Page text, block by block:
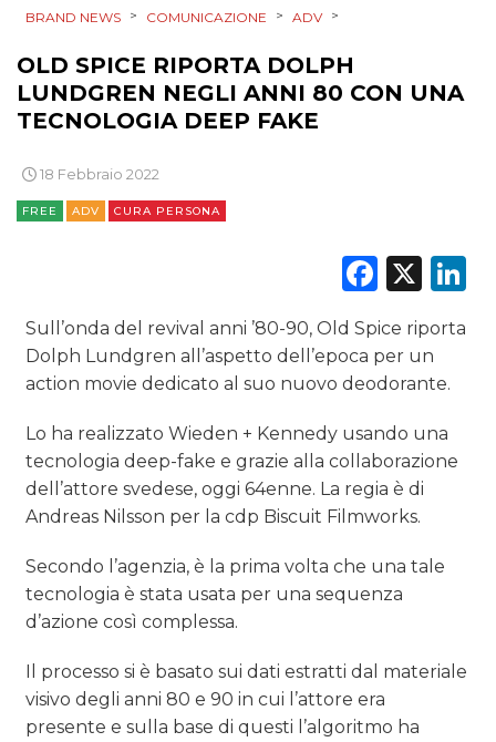
STRATEGIE
RADIO / AUDIO
DATI
RICERCHE
PREVISIONI/SCENARI
NORMATIVE
BRAND NEWS > COMUNICAZIONE > ADV >
OLD SPICE RIPORTA DOLPH
LUNDGREN NEGLI ANNI 80 CON UNA
TECNOLOGIA DEEP FAKE
18 Febbraio 2022
FREE ADV CURA PERSONA
X
Sull’onda del revival anni ’80-90, Old Spice riporta
Dolph Lundgren all’aspetto dell’epoca per un
action movie dedicato al suo nuovo deodorante.
Lo ha realizzato Wieden + Kennedy usando una
tecnologia deep-fake e grazie alla collaborazione
dell’attore svedese, oggi 64enne. La regia è di
Andreas Nilsson per la cdp Biscuit Filmworks.
Secondo l’agenzia, è la prima volta che una tale
tecnologia è stata usata per una sequenza
d’azione così complessa.
Il processo si è basato sui dati estratti dal materiale
visivo degli anni 80 e 90 in cui l’attore era
presente e sulla base di questi l’algoritmo ha